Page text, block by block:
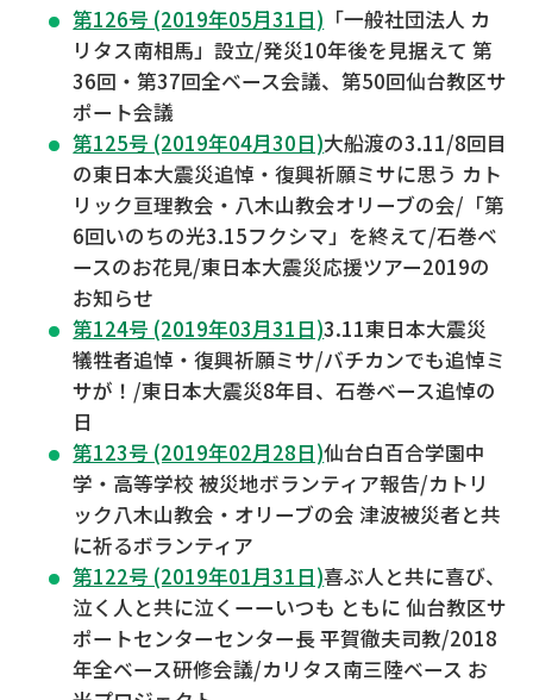
第126号 (2019年05月31日) 「一般社団法人 カ
リタス南相馬」設立/発災10年後を見据えて 第
36回・第37回全ベース会議、第50回仙台教区サ
ポート会議
第125号 (2019年04月30日)大船渡の3.11/8回目
の東日本大震災追悼・復興祈願ミサに思う カト
リック亘理教会・八木山教会オリーブの会/「第
6回いのちの光3.15フクシマ」を終えて/石巻ベ
ースのお花見/東日本大震災応援ツアー2019の
お知らせ
第124号 (2019年03月31日)3.11東日本大震災
犠牲者追悼・復興祈願ミサ/バチカンでも追悼ミ
サが！/東日本大震災8年目、石巻ベース追悼の
日
第123号 (2019年02月28日)仙台白百合学園中
学・高等学校 被災地ボランティア報告/カトリ
ック八木山教会・オリーブの会 津波被災者と共
に祈るボランティア
第122号 (2019年01月31日)喜ぶ人と共に喜び、
泣く人と共に泣くーーいつも ともに 仙台教区サ
ポートセンターセンター長 平賀徹夫司教/2018
年全ベース研修会議/カリタス南三陸ベース お